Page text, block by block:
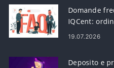
Domande
IQCent:
rischio
19.07.2026
Deposito e